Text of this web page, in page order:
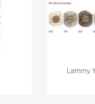

Lammy